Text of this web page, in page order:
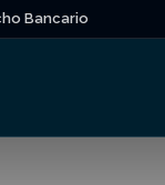
Bancario